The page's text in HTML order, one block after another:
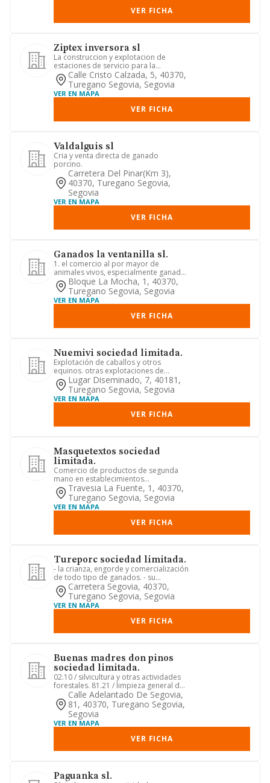
VER FICHA
Ziptex inversora sl
La construccion y explotacion de
estaciones de servicio para la
distribucion, suministro y venta de...
Calle Cristo Calzada, 5, 40370,
Turegano Segovia, Segovia
VER EN MAPA
VER FICHA
Valdalguis sl
Cria y venta directa de ganado
porcino.
Carretera Del Pinar(km 3),
40370, Turegano Segovia,
Segovia
VER EN MAPA
VER FICHA
Ganados la ventanilla sl.
1. el comercio al por mayor de
animales vivos, especialmente ganado
bovino y búfalos. 2. la comprav...
Bloque La Mocha, 1, 40370,
Turegano Segovia, Segovia
VER EN MAPA
VER FICHA
Nuemivi sociedad limitada.
Explotación de caballos y otros
equinos. otras explotaciones de
ganado. otras actividades de constr...
Lugar Diseminado, 7, 40181,
Turegano Segovia, Segovia
VER EN MAPA
VER FICHA
Masquetextos sociedad
limitada.
Comercio de productos de segunda
mano en establecimientos
especializados. comercio al por menor
por...
Travesia La Fuente, 1, 40370,
Turegano Segovia, Segovia
VER EN MAPA
VER FICHA
Tureporc sociedad limitada.
- la crianza, engorde y comercialización
de todo tipo de ganados. - su
compraventa fabricación y co...
Carretera Segovia, 40370,
Turegano Segovia, Segovia
VER EN MAPA
VER FICHA
Buenas madres don pinos
sociedad limitada.
02.10 / silvicultura y otras actividades
forestales. 81.21 / limpieza general de
edificios, 46.48 /...
Calle Adelantado De Segovia,
81, 40370, Turegano Segovia,
Segovia
VER EN MAPA
VER FICHA
Paguanka sl.